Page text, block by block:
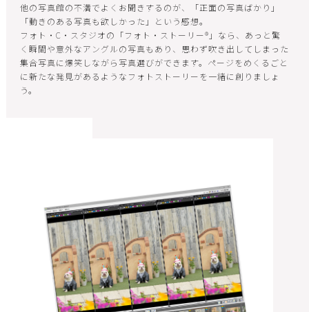
他の写真館の不満でよくお聞きするのが、「正面の写真ばかり」
「動きのある写真も欲しかった」という感想。
フォト・C・スタジオの「フォト・ストーリー®」なら、あっと驚
く瞬間や意外なアングルの写真もあり、思わず吹き出してしまった
集合写真に爆笑しながら写真選びができます。ページをめくるごと
に新たな発見があるようなフォトストーリーを一緒に創りましょ
う。